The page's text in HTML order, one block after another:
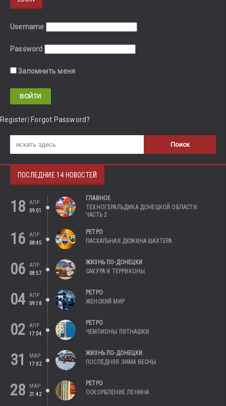
Username
Password
Запомнить меня
Register Forgot Password?
ПОСЛЕДНИЕ 14 НОВОСТЕЙ
18
АПР
09:01
ГЛАВНОЕ
ТЕХНОГЕРАЛЬДИКА ДОНЕЦКОЙ ОБЛАСТИ.
ЧАСТЬ 2
16
АПР
08:45
РЕТРО
ПАСХАЛЬНАЯ ДЮЖИНА ШАХТЕРА
06
АПР
08:57
ЖИЗНЬ ПО-ДОНЕЦКИ
САКУРА И ТЕРРИКОНЫ
04 АПР
09:18
РЕТРО
ЖЕНСКИЙ МИР
02
АПР
17:04
РЕТРО
ЧЕМПИОНЫ ПЯТНАШКИ
31
МАР
17:02
ЖИЗНЬ ПО-ДОНЕЦКИ
ПОСЛЕДНЯЯ ЗИМА ВЕСНЫ
28
МАР
21:42
РЕТРО
ОСКОРБЛЕНИЕ ЛЕНИНА